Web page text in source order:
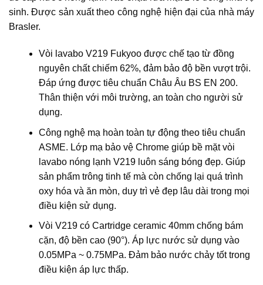
sinh. Được sản xuất theo công nghệ hiện đại của nhà máy
Brasler.
Vòi lavabo V219 Fukyoo được chế tạo từ đồng
nguyên chất chiếm 62%, đảm bảo độ bền vượt trội.
Đáp ứng được tiêu chuẩn Châu Âu BS EN 200.
Thân thiện với môi trường, an toàn cho người sử
dụng.
Công nghệ mạ hoàn toàn tự động theo tiêu chuẩn
ASME. Lớp mạ bảo vệ Chrome giúp bề mặt vòi
lavabo nóng lạnh V219 luôn sáng bóng đẹp. Giúp
sản phẩm trông tinh tế mà còn chống lại quá trình
oxy hóa và ăn mòn, duy trì vẻ đẹp lâu dài trong mọi
điều kiện sử dụng.
Vòi V219 có Cartridge ceramic 40mm chống bám
cặn, độ bền cao (90°). Áp lực nước sử dụng vào
0.05MPa ~ 0.75MPa. Đảm bảo nước chảy tốt trong
điều kiện áp lực thấp.